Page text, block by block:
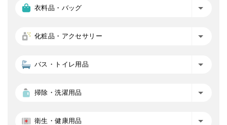
衣料品・バッグ
化粧品・アクセサリー
バス・トイレ用品
掃除・洗濯用品
衛生・健康用品